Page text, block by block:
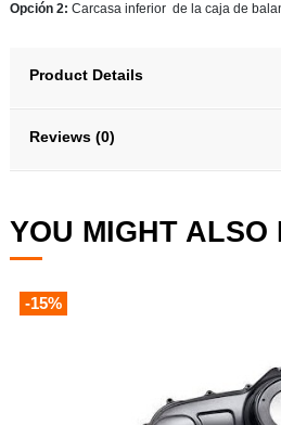
Opción 2: Carcasa inferior de la caja de
Product Details
Reviews (0)
YOU MIGHT ALSO
-15%